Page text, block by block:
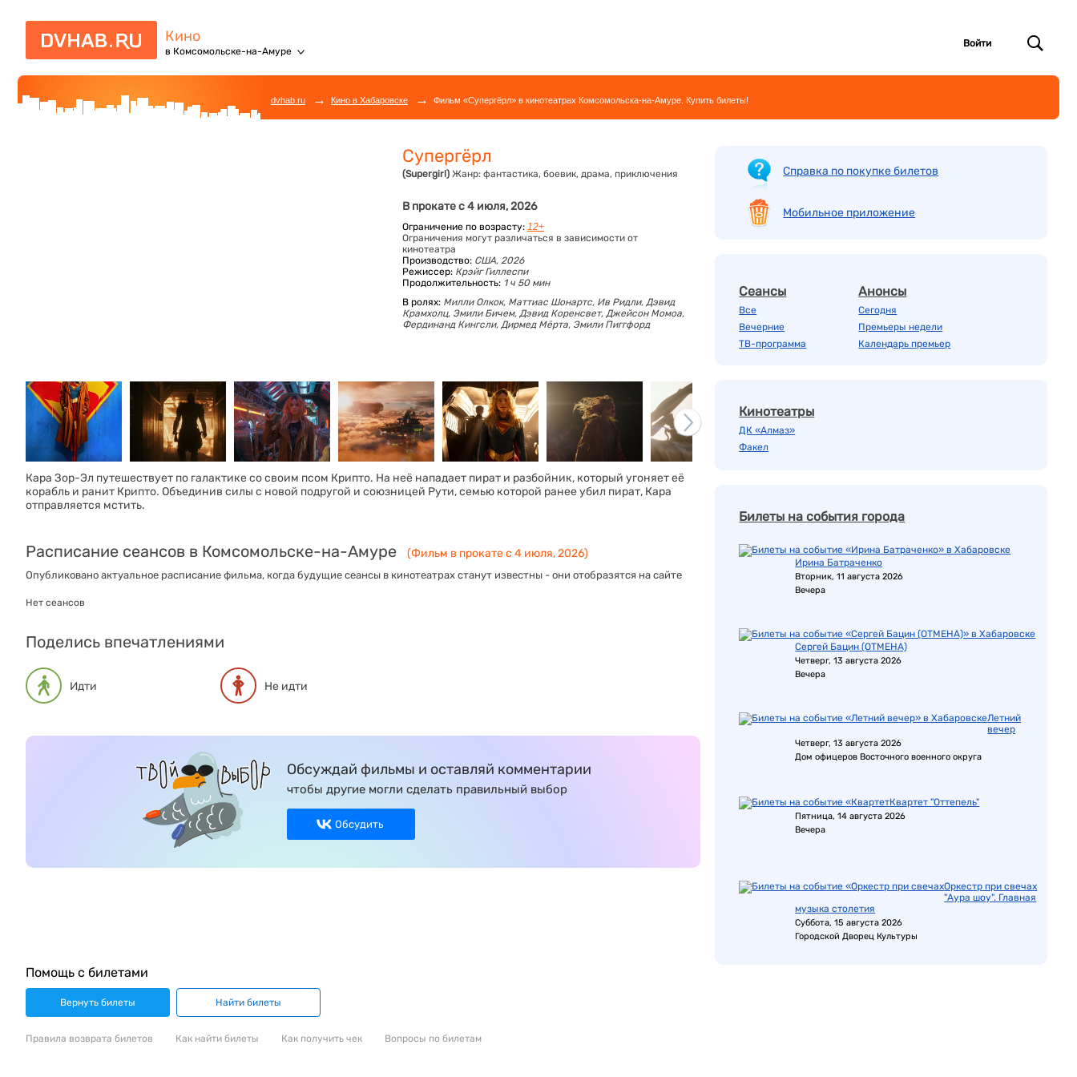
Кино
в Комсомольске-на-Амуре
Войти
dvhab.ru → Кино в Хабаровске → Фильм «Супергёрл» в кинотеатрах Комсомольска-на-Амуре. Купить билеты!
Супергёрл
(Supergirl) Жанр: фантастика, боевик, драма, приключения
В прокате с 4 июля, 2026
Ограничение по возрасту: 12+
Ограничения могут различаться в зависимости от
кинотеатра
Производство: США, 2026
Режиссер: Крэйг Гиллеспи
Продолжительность: 1 ч 50 мин
В ролях: Милли Олкок, Маттиас Шонартс, Ив Ридли, Дэвид
Крамхолц, Эмили Бичем, Дэвид Коренсвет, Джейсон Момоа,
Фердинанд Кингсли, Дирмед Мёрта, Эмили Пиггфорд
Кара Зор-Эл путешествует по галактике со своим псом Крипто. На неё нападает пират и разбойник, который угоняет её
корабль и ранит Крипто. Объединив силы с новой подругой и союзницей Рути, семью которой ранее убил пират, Кара
отправляется мстить.
Расписание сеансов в Комсомольске-на-Амуре (Фильм в прокате с 4 июля, 2026)
Опубликовано актуальное расписание фильма, когда будущие сеансы в кинотеатрах станут известны - они отобразятся на сайте
Нет сеансов
Поделись впечатлениями
Идти Не идти
Обсуждай фильмы и оставляй комментарии
чтобы другие могли сделать правильный выбор
Обсудить
Справка по покупке билетов
Мобильное приложение
Сеансы
Все
Вечерние
ТВ-программа
Анонсы
Сегодня
Премьеры недели
Календарь премьер
Кинотеатры
ДК «Алмаз»
Факел
Билеты на события города
Ирина Батраченко
Вторник, 11 августа 2026
Вечера
Сергей Бацин (ОТМЕНА)
Четверг, 13 августа 2026
Вечера
Летний
вечер
Четверг, 13 августа 2026
Дом офицеров Восточного военного округа
Квартет "Оттепель"
Пятница, 14 августа 2026
Вечера
Оркестр при свечах
"Аура шоу". Главная
музыка столетия
Суббота, 15 августа 2026
Городской Дворец Культуры
Помощь с билетами
Вернуть билеты Найти билеты
Правила возврата билетов Как найти билеты Как получить чек Вопросы по билетам